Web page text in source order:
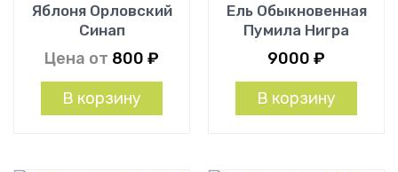
Яблоня Орловский
Синап
Цена от 800 ₽
В корзину
Ель Обыкновенная
Пумила Нигра
9000 ₽
В корзину